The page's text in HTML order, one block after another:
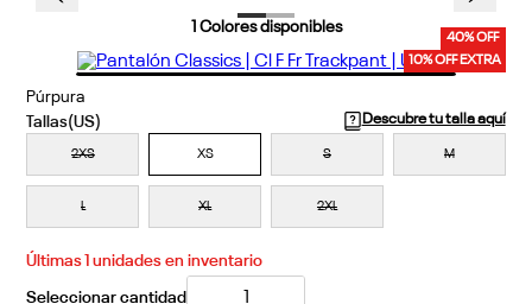
40% OFF
10% OFF EXTRA
Colores disponibles
Púrpura
Descubre tu talla aquí
2XS XS S M
L XL 2XL
Últimas unidades en inventario